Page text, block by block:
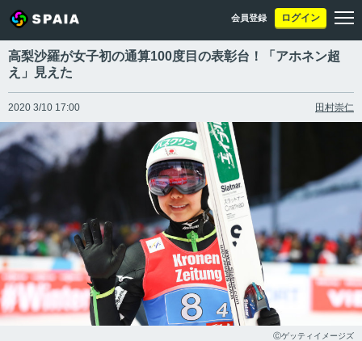
会員登録 ログイン
高梨沙羅が女子初の通算100度目の表彰台！「アホネン超
え」見えた
2020 3/10 17:00 田村崇仁
Ⓒゲッティイメージズ